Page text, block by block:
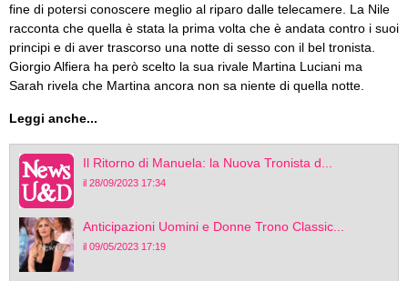
fine di potersi conoscere meglio al riparo dalle telecamere. La Nile
racconta che quella è stata la prima volta che è andata contro i suoi
principi e di aver trascorso una notte di sesso con il bel tronista.
Giorgio Alfiera ha però scelto la sua rivale Martina Luciani ma
Sarah rivela che Martina ancora non sa niente di quella notte.
Leggi anche...
Il Ritorno di Manuela: la Nuova Tronista d...
il 28/09/2023 17:34
Anticipazioni Uomini e Donne Trono Classic...
il 09/05/2023 17:19